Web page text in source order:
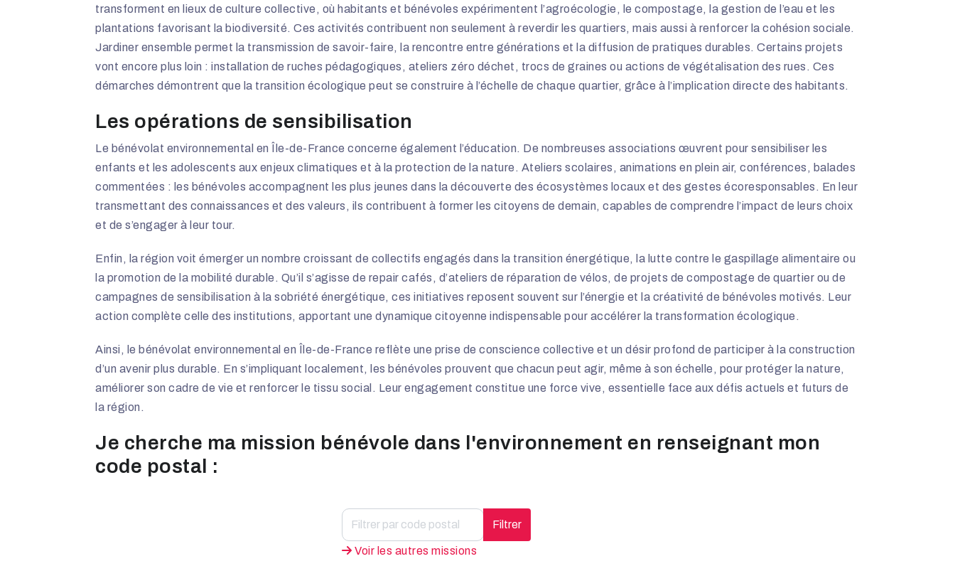
transforment en lieux de culture collective, où habitants et bénévoles expérimentent l’agroécologie, le compostage, la gestion de l’eau et les
plantations favorisant la biodiversité. Ces activités contribuent non seulement à reverdir les quartiers, mais aussi à renforcer la cohésion sociale.
Jardiner ensemble permet la transmission de savoir-faire, la rencontre entre générations et la diffusion de pratiques durables. Certains projets
vont encore plus loin : installation de ruches pédagogiques, ateliers zéro déchet, trocs de graines ou actions de végétalisation des rues. Ces
démarches démontrent que la transition écologique peut se construire à l’échelle de chaque quartier, grâce à l’implication directe des habitants.
Les opérations de sensibilisation
Le bénévolat environnemental en Île-de-France concerne également l’éducation. De nombreuses associations œuvrent pour sensibiliser les
enfants et les adolescents aux enjeux climatiques et à la protection de la nature. Ateliers scolaires, animations en plein air, conférences, balades
commentées : les bénévoles accompagnent les plus jeunes dans la découverte des écosystèmes locaux et des gestes écoresponsables. En leur
transmettant des connaissances et des valeurs, ils contribuent à former les citoyens de demain, capables de comprendre l’impact de leurs choix
et de s’engager à leur tour.
Enfin, la région voit émerger un nombre croissant de collectifs engagés dans la transition énergétique, la lutte contre le gaspillage alimentaire ou
la promotion de la mobilité durable. Qu’il s’agisse de repair cafés, d’ateliers de réparation de vélos, de projets de compostage de quartier ou de
campagnes de sensibilisation à la sobriété énergétique, ces initiatives reposent souvent sur l’énergie et la créativité de bénévoles motivés. Leur
action complète celle des institutions, apportant une dynamique citoyenne indispensable pour accélérer la transformation écologique.
Ainsi, le bénévolat environnemental en Île-de-France reflète une prise de conscience collective et un désir profond de participer à la construction
d’un avenir plus durable. En s’impliquant localement, les bénévoles prouvent que chacun peut agir, même à son échelle, pour protéger la nature,
améliorer son cadre de vie et renforcer le tissu social. Leur engagement constitue une force vive, essentielle face aux défis actuels et futurs de
la région.
Je cherche ma mission bénévole dans l'environnement en renseignant mon
code postal :
Filtrer
Voir les autres missions